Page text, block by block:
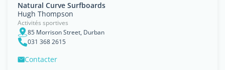
Natural Curve Surfboards
Hugh Thompson
Activités sportives
85 Morrison Street, Durban
031 368 2615
Contacter